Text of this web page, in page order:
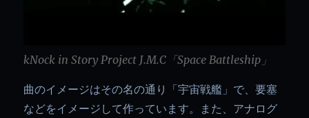
kNock in Story Project J.M.C「Space Battleship」
曲のイメージはその名の通り「宇宙戦艦」で、要塞
などをイメージして作っています。また、アナログ